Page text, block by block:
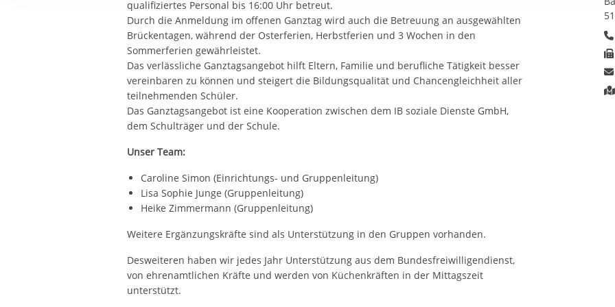
Ihre etwaige Einwilligung erstreckt sich nicht auf notwendige Cookies, die erforderlich zur
der von Ihnen aufgerufenen und somit gewünschten Website-Funktionen sind. Diese
aufgrund berechtigter Interessen und daher unabhängig von einer Einwilligung.
qualifiziertes Personal bis 16:00 Uhr betreut.
Durch die Anmeldung im offenen Ganztag wird auch die Betreuung an ausgewählten
Brückentagen, während der Osterferien, Herbstferien und 3 Wochen in den
Sommerferien gewährleistet.
Das verlässliche Ganztagsangebot hilft Eltern, Familie und berufliche Tätigkeit besser
vereinbaren zu können und steigert die Bildungsqualität und Chancengleichheit aller
teilnehmenden Schüler.
Das Ganztagsangebot ist eine Kooperation zwischen dem IB soziale Dienste GmbH,
dem Schulträger und der Schule.
Unser Team:
Caroline Simon (Einrichtungs- und Gruppenleitung)
Lisa Sophie Junge (Gruppenleitung)
Heike Zimmermann (Gruppenleitung)
Weitere Ergänzungskräfte sind als Unterstützung in den Gruppen vorhanden.
Desweiteren haben wir jedes Jahr Unterstützung aus dem Bundesfreiwilligendienst,
von ehrenamtlichen Kräfte und werden von Küchenkräften in der Mittagszeit
unterstützt.